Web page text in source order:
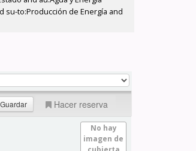
su-to:Producción de Energía and
Hacer reserva
No hay
imagen de
cubierta